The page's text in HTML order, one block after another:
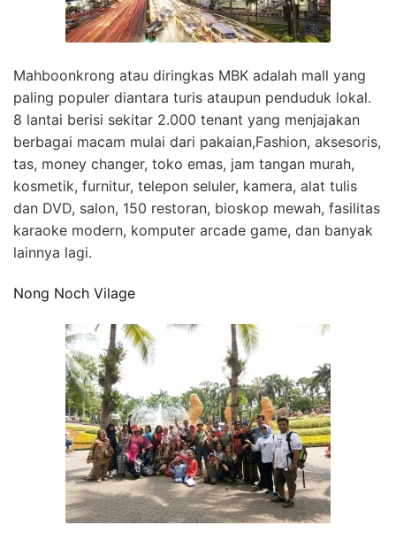
Mahboonkrong atau diringkas MBK adalah mall yang
paling populer diantara turis ataupun penduduk lokal.
8 lantai berisi sekitar 2.000 tenant yang menjajakan
berbagai macam mulai dari pakaian,Fashion, aksesoris,
tas, money changer, toko emas, jam tangan murah,
kosmetik, furnitur, telepon seluler, kamera, alat tulis
dan DVD, salon, 150 restoran, bioskop mewah, fasilitas
karaoke modern, komputer arcade game, dan banyak
lainnya lagi.
Nong Noch Vilage